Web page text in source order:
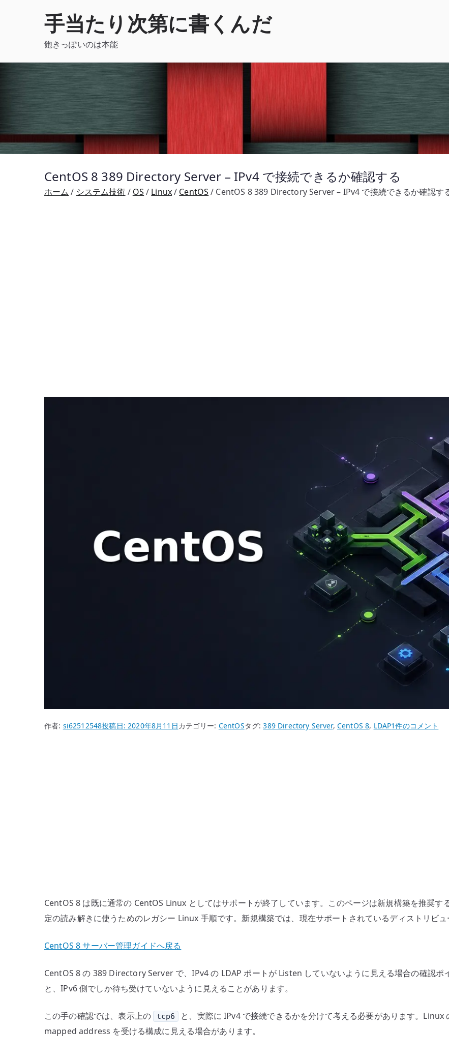
手当たり次第に書くんだ
飽きっぽいのは本能
CentOS 8 389 Directory Server – IPv4 で接続できるか確認する
ホーム システム技術 OS Linux CentOS CentOS 8 389 Directory Server – IPv4 で接続できるか確認す
作者: si62512548投稿日:2020年8月11日カテゴリー: CentOSタグ:389 Directory Server, CentOS 8, LDAPCentOS
か
認
の
1件のコメント
CentOS 8 は既に通常の CentOS Linux としてはサポートが終了しています。このページは新規構築を推奨
定の読み解きに使うためのレガシー Linux 手順です。新規構築では、現在サポートされているディストリビュ
CentOS 8 サーバー管理ガイドへ戻る
CentOS 8 の 389 Directory Server で、IPv4 の LDAP ポートが Listen していないように見える場合の確認ポ
と、IPv6 側でしか待ち受けていないように見えることがあります。
この手の確認では、表示上の tcp6
と、実際に IPv4 で接続できるかを分けて考える必要があります。
mapped address を受ける構成に見える場合があります。